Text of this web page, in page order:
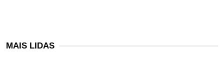
MAIS LIDAS